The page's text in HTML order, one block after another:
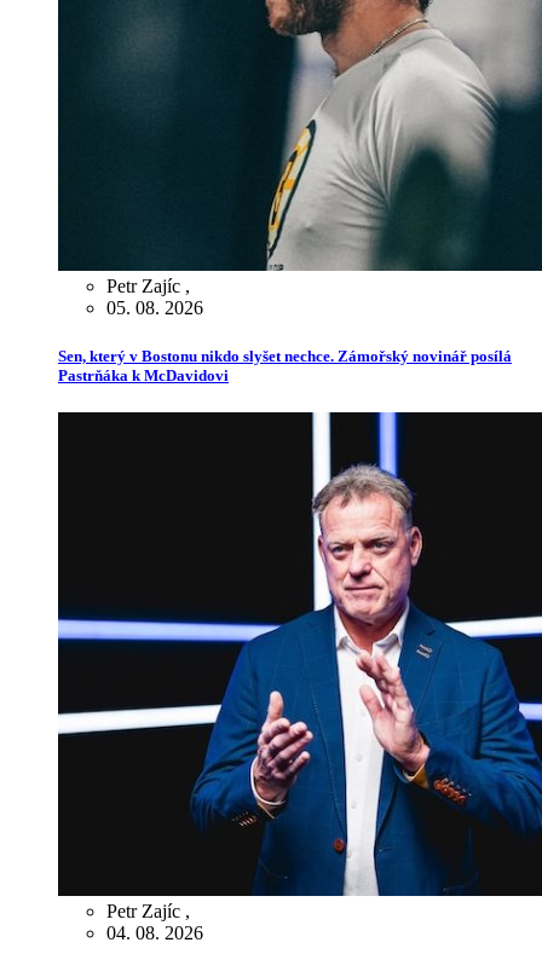
Petr Zajíc ,
05. 08. 2026
Sen, který v Bostonu nikdo slyšet nechce. Zámořský novinář posílá
Pastrňáka k McDavidovi
Petr Zajíc ,
04. 08. 2026